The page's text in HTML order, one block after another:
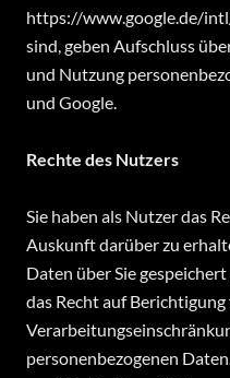
https://www.google.de/
sind, geben Aufschluss
und Nutzung
und Google.
Rechte des Nutzers
Sie haben als Nutzer das
Auskunft darüber zu
Daten über Sie
das Recht auf
personenbezogenen